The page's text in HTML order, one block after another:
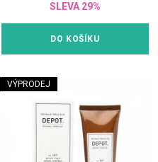
SLEVA 29%
DO KOŠÍKU
VÝPRODEJ